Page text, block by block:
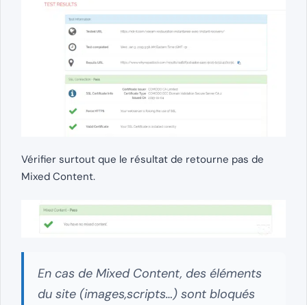
Vérifier surtout que le résultat de retourne pas de
Mixed Content.
En cas de Mixed Content, des éléments
du site (images,scripts…) sont bloqués